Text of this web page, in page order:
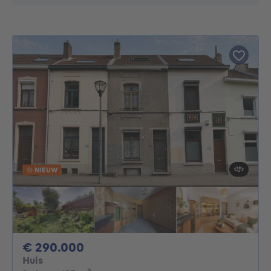
NIEUW
€ 290.000
Huis